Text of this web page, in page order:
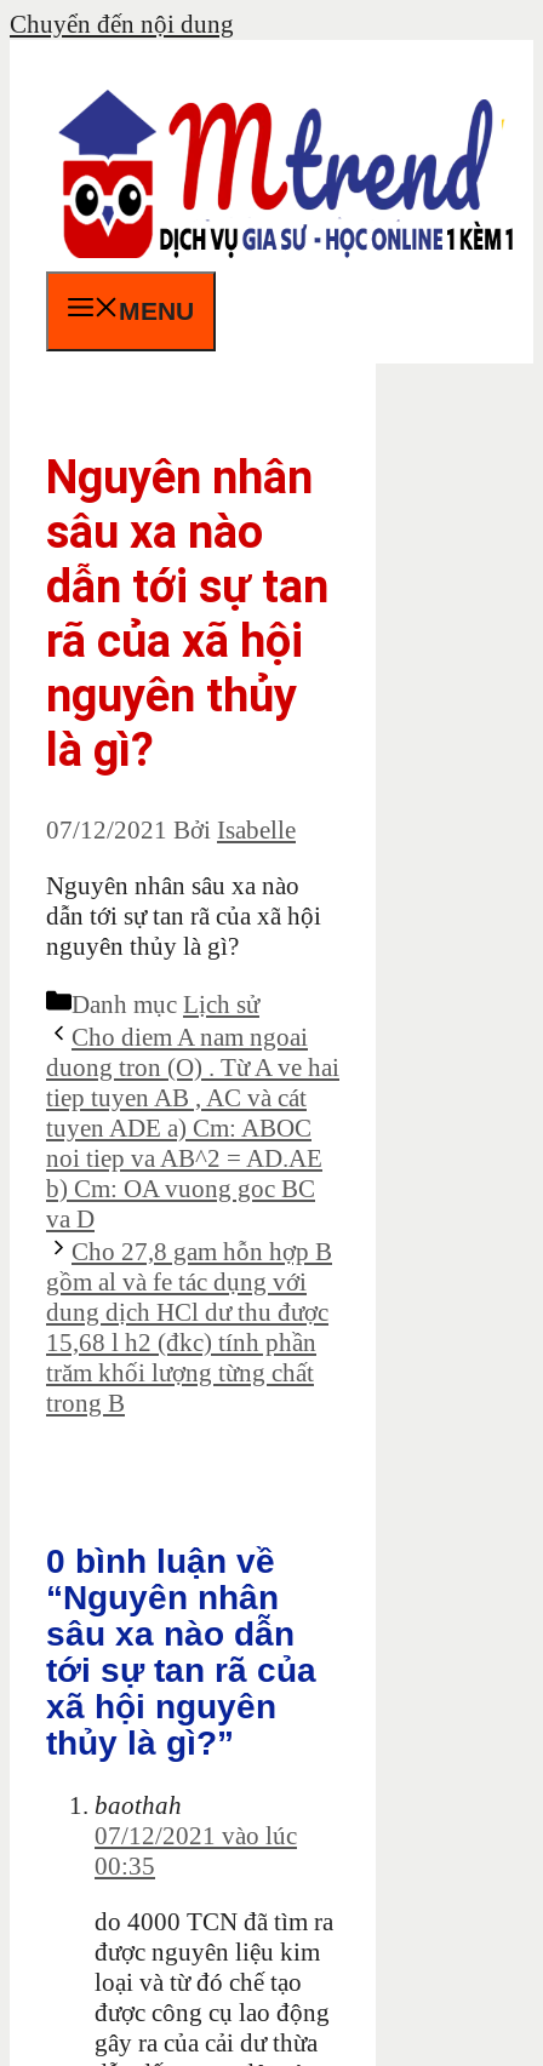
Chuyển đến nội dung
MENU
Nguyên nhân
sâu xa nào
dẫn tới sự tan
rã của xã hội
nguyên thủy
là gì?
07/12/2021 Bởi Isabelle
Nguyên nhân sâu xa nào
dẫn tới sự tan rã của xã hội
nguyên thủy là gì?
Danh mục Lịch sử
Cho diem A nam ngoai
duong tron (O) . Từ A ve hai
tiep tuyen AB , AC và cát
tuyen ADE a) Cm: ABOC
noi tiep va AB^2 = AD.AE
b) Cm: OA vuong goc BC
va D
Cho 27,8 gam hỗn hợp B
gồm al và fe tác dụng với
dung dịch HCl dư thu được
15,68 l h2 (đkc) tính phần
trăm khối lượng từng chất
trong B
0 bình luận về
“Nguyên nhân
sâu xa nào dẫn
tới sự tan rã của
xã hội nguyên
thủy là gì?”
baothah
07/12/2021 vào lúc
00:35
do 4000 TCN đã tìm ra
được nguyên liệu kim
loại và từ đó chế tạo
được công cụ lao động
gây ra của cải dư thừa